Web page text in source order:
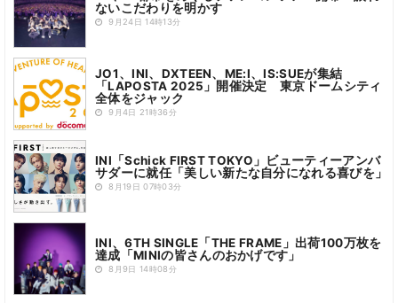
ないこだわりを明かす
9月24日 14時13分
JO1、INI、DXTEEN、ME:I、IS:SUEが集結
「LAPOSTA 2025」開催決定 東京ドームシティ
全体をジャック
9月4日 21時36分
INI「Schick FIRST TOKYO」ビューティーアンバ
サダーに就任「美しい新たな自分になれる喜びを」
8月19日 07時03分
INI、6TH SINGLE「THE FRAME」出荷100万枚を
達成「MINIの皆さんのおかげです」
8月9日 14時08分